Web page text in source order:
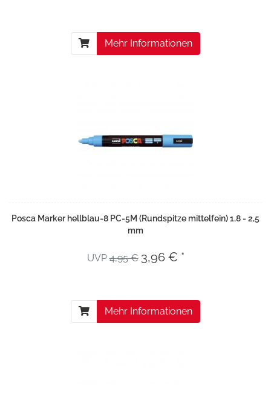
Mehr Informationen
Posca Marker hellblau-8 PC-5M (Rundspitze mittelfein) 1,8 - 2,5
mm
UVP4,95 € 3,96 € *
Mehr Informationen